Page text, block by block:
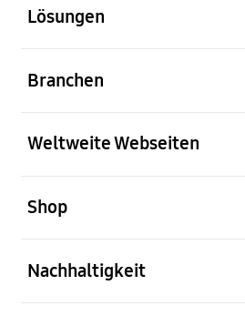
Lösungen
Branchen
Weltweite Webseiten
Shop
Nachhaltigkeit